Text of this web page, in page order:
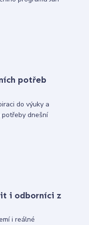
potřeb
do výuky a
dnešní
i odborníci z
i reálné